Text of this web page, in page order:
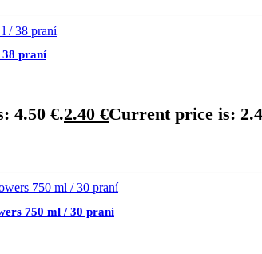
38 praní
4.50 €.2.40 €Current price is:
750 ml / 30 praní